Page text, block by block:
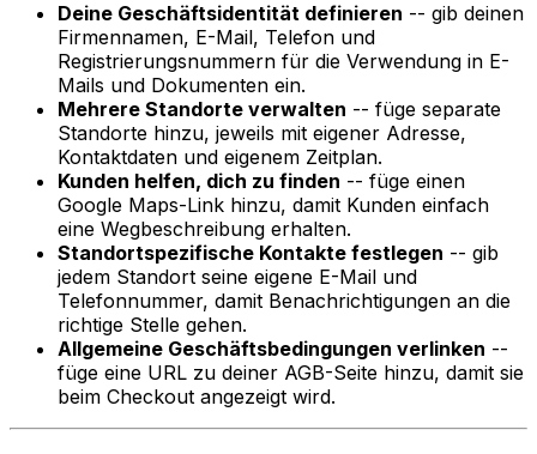
Deine Geschäftsidentität definieren -- gib deinen
Firmennamen, E-Mail, Telefon und
Registrierungsnummern für die Verwendung in E-
Mails und Dokumenten ein.
Mehrere Standorte verwalten -- füge separate
Standorte hinzu, jeweils mit eigener Adresse,
Kontaktdaten und eigenem Zeitplan.
Kunden helfen, dich zu finden -- füge einen
Google Maps-Link hinzu, damit Kunden einfach
eine Wegbeschreibung erhalten.
Standortspezifische Kontakte festlegen -- gib
jedem Standort seine eigene E-Mail und
Telefonnummer, damit Benachrichtigungen an die
richtige Stelle gehen.
Allgemeine Geschäftsbedingungen verlinken --
füge eine URL zu deiner AGB-Seite hinzu, damit sie
beim Checkout angezeigt wird.